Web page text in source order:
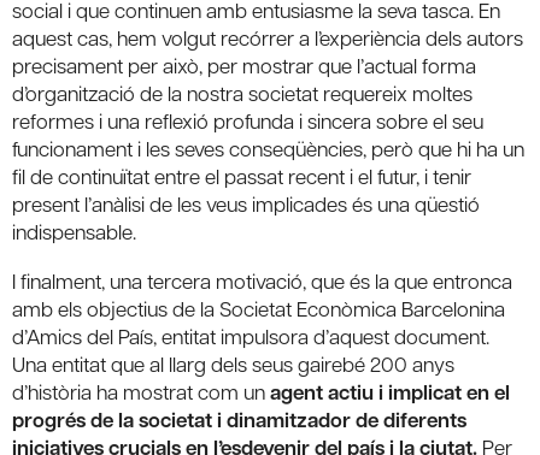
social i que continuen amb entusiasme la seva tasca. En
aquest cas, hem volgut recórrer a l’experiència dels autors
precisament per això, per mostrar que l’actual forma
d’organització de la nostra societat requereix moltes
reformes i una reflexió profunda i sincera sobre el seu
funcionament i les seves conseqüències, però que hi ha un
fil de continuïtat entre el passat recent i el futur, i tenir
present l’anàlisi de les veus implicades és una qüestió
indispensable.
I finalment, una tercera motivació, que és la que entronca
amb els objectius de la Societat Econòmica Barcelonina
d’Amics del País, entitat impulsora d’aquest document.
Una entitat que al llarg dels seus gairebé 200 anys
d’història ha mostrat com unagent actiu i implicat en el
progrés de la societati dinamitzador de diferents
iniciatives crucials en l’esdevenir del país i la ciutat. Per